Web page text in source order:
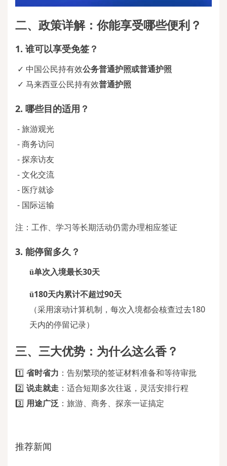
二、政策详解：你能享受哪些便利？
1. 谁可以享受免签？
✓ 中国公民持有效公务普通护照或普通护照
✓ 马来西亚公民持有效普通护照
2. 哪些目的适用？
-旅游观光
-商务访问
-探亲访友
-文化交流
- 医疗就诊
- 国际运输
注：工作、学习等长期活动仍需办理相应签证
3. 能停留多久？
ü单次入境最长30天
ü180天内累计不超过90天
（采用滚动计算机制，每次入境都会核查过去180
天内的停留记录）
三、三大优势：为什么这么香？
1️⃣ 省时省力 ：告别繁琐的签证材料准备和等待审批
2️⃣ 说走就走 ：适合短期多次往返，灵活安排行程
3️⃣ 用途广泛 ：旅游、商务、探亲一证搞定
推荐新闻